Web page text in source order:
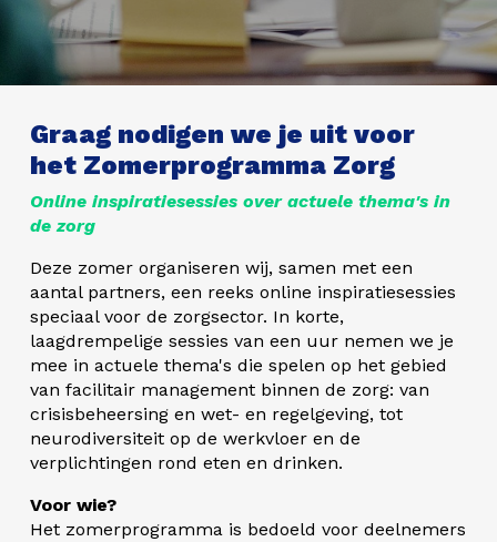
Graag nodigen we je uit voor
het Zomerprogramma Zorg
Online inspiratiesessies over actuele thema's in
de zorg
Deze zomer organiseren wij, samen met een
aantal partners, een reeks online inspiratiesessies
speciaal voor de zorgsector. In korte,
laagdrempelige sessies van een uur nemen we je
mee in actuele thema's die spelen op het gebied
van facilitair management binnen de zorg: van
crisisbeheersing en wet- en regelgeving, tot
neurodiversiteit op de werkvloer en de
verplichtingen rond eten en drinken.
Voor wie?
Het zomerprogramma is bedoeld voor deelnemers